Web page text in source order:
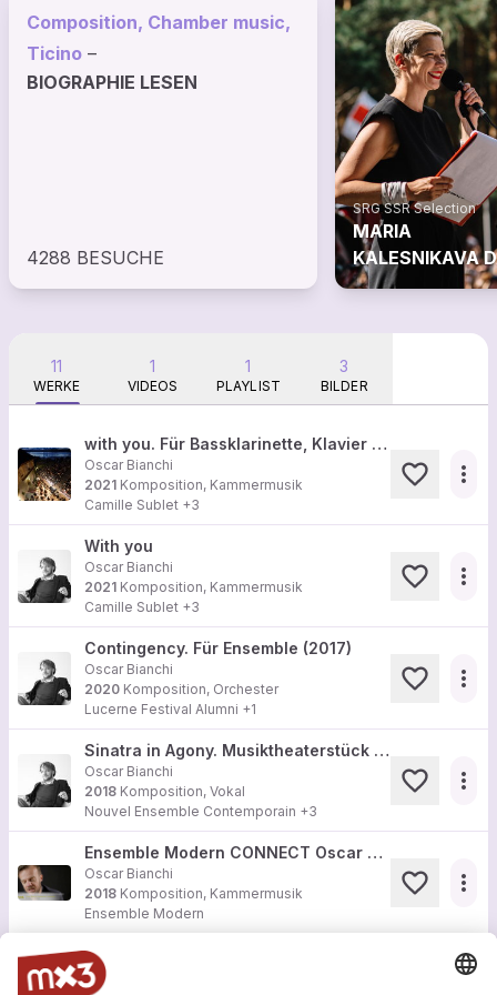
Composition, Chamber music,
Ticino –
BIOGRAPHIE LESEN
4288 BESUCHE
SRG SSR Selection
MARIA
KALESNIKAVA
GESICHT VON
11
WERKE
1
VIDEOS
1
PLAYLIST
3
BILDER
with you. Für Bassklarinette, Klavier und Kontrabass (2020)
Oscar Bianchi
2021 Komposition, Kammermusik
Camille Sublet +3
more_horiz
With you
Oscar Bianchi
2021 Komposition, Kammermusik
Camille Sublet +3
more_horiz
Contingency. Für Ensemble (2017)
Oscar Bianchi
2020 Komposition, Orchester
Lucerne Festival Alumni +1
more_horiz
Sinatra in Agony. Musiktheaterstück für einen Performer, Countertenor und Ensemble (2018)
Oscar Bianchi
2018 Komposition, Vokal
Nouvel Ensemble Contemporain +3
more_horiz
Ensemble Modern CONNECT Oscar Bianchi: Orango
Oscar Bianchi
2018 Komposition, Kammermusik
Ensemble Modern
more_horiz